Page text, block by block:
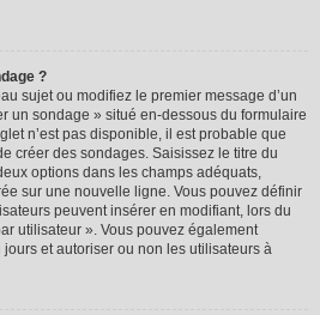
?
sujet ou modifiez le premier message d’un
un sondage » situé en-dessous du formulaire
n’est pas disponible, il est probable que
créer des sondages. Saisissez le titre du
options dans les champs adéquats,
sur une nouvelle ligne. Vous pouvez définir
peuvent insérer en modifiant, lors du
utilisateur ». Vous pouvez également
et autoriser ou non les utilisateurs à